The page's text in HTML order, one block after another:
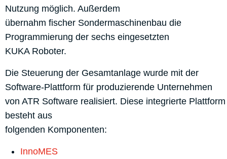
Nutzung möglich. Außerdem
übernahm fischer Sondermaschinenbau die
Programmierung der sechs eingesetzten
KUKA Roboter.
Die Steuerung der Gesamtanlage wurde mit der
Software-Plattform für produzierende Unternehmen
von ATR Software realisiert. Diese integrierte Plattform
besteht aus
folgenden Komponenten:
InnoMES